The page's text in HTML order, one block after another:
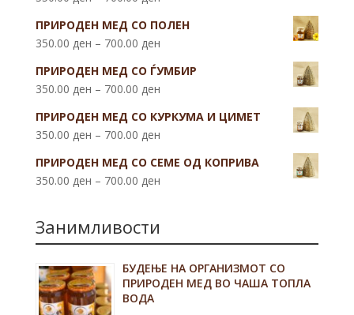
ПРИРОДЕН МЕД СО ПОЛЕН
350.00 ден – 700.00 ден
ПРИРОДЕН МЕД СО ЃУМБИР
350.00 ден – 700.00 ден
ПРИРОДЕН МЕД СО КУРКУМА И ЦИМЕТ
350.00 ден – 700.00 ден
ПРИРОДЕН МЕД СО СЕМЕ ОД КОПРИВА
350.00 ден – 700.00 ден
Занимливости
БУДЕЊЕ НА ОРГАНИЗМОТ СО
ПРИРОДЕН МЕД ВО ЧАША ТОПЛА
ВОДА